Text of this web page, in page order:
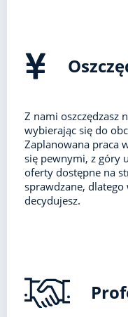
Z nami oszczędzasz
wybierając się do
Zaplanowana praca
się pewnymi, z góry
oferty dostępne na
sprawdzane, dlatego
decydujesz.